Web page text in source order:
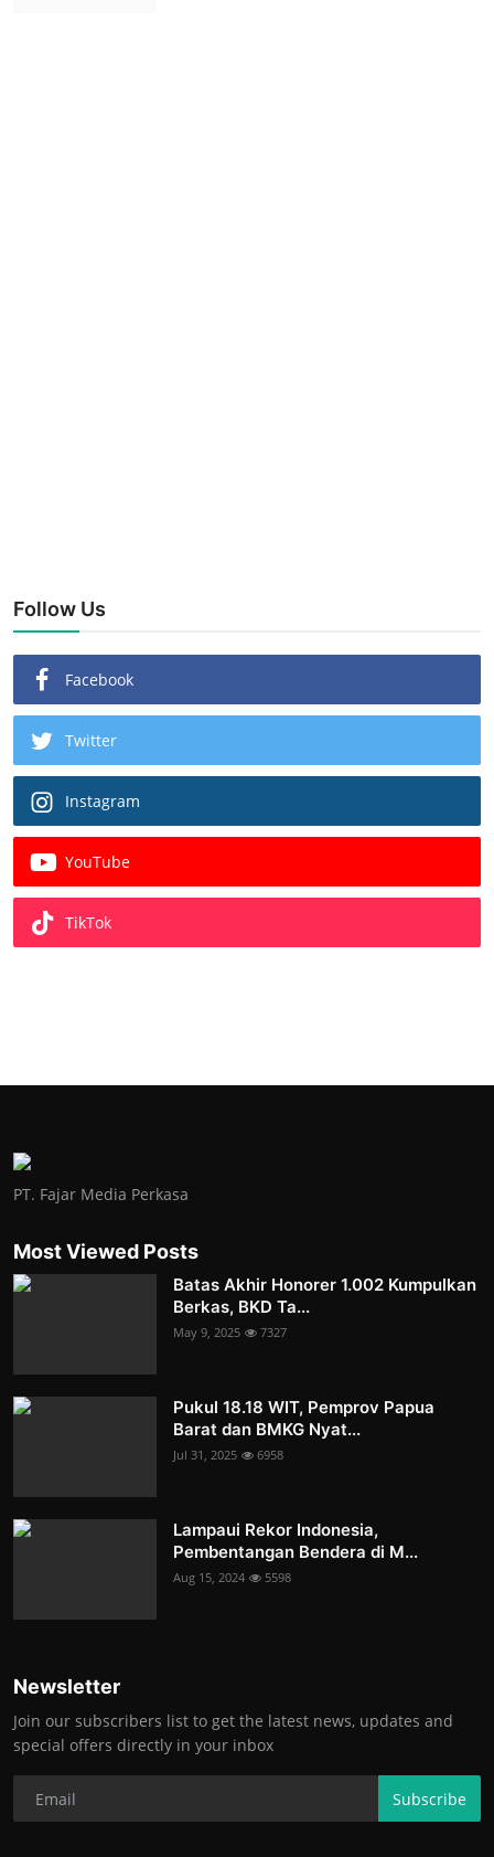
Follow Us
Facebook
Twitter
Instagram
YouTube
TikTok
PT. Fajar Media Perkasa
Most Viewed Posts
Batas Akhir Honorer 1.002 Kumpulkan
Berkas, BKD Ta...
May 9, 2025 7327
Pukul 18.18 WIT, Pemprov Papua
Barat dan BMKG Nyat...
Jul 31, 2025 6958
Lampaui Rekor Indonesia,
Pembentangan Bendera di M...
Aug 15, 2024 5598
Newsletter
Join our subscribers list to get the latest news, updates and
special offers directly in your inbox
Subscribe